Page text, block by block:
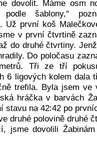
dovolit. Máme osm
šablony,“
Už první koš
v první čtvrtině
do druhé čtvrtiny.
Do poločasu
Tři ze tří
6 ligových kolem dala
trefila. Byla jsem ve
hráčka v barvách
stavu na 42:42 po
druhé polovině druhé
jsme dovolili